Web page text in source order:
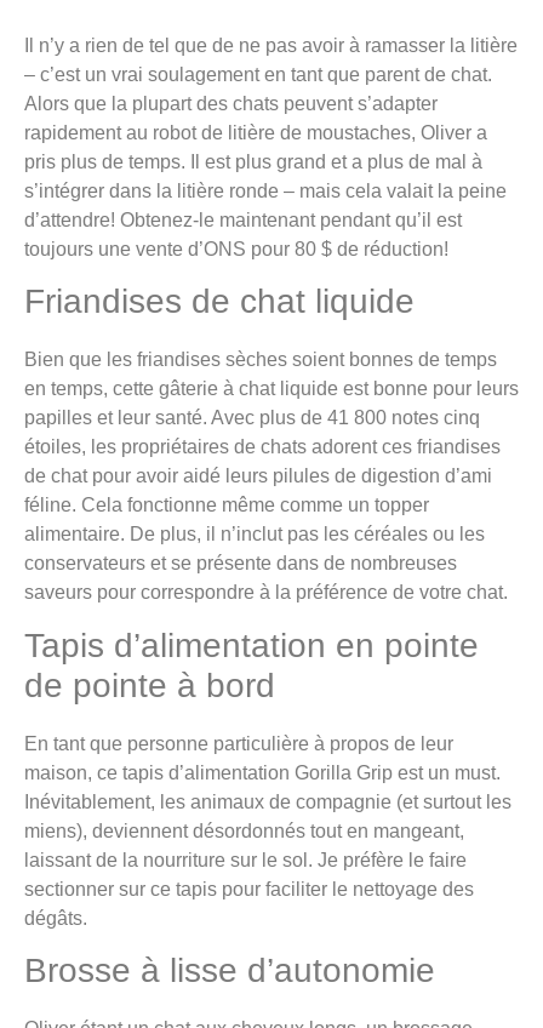
Il n’y a rien de tel que de ne pas avoir à ramasser la litière
– c’est un vrai soulagement en tant que parent de chat.
Alors que la plupart des chats peuvent s’adapter
rapidement au robot de litière de moustaches, Oliver a
pris plus de temps. Il est plus grand et a plus de mal à
s’intégrer dans la litière ronde – mais cela valait la peine
d’attendre! Obtenez-le maintenant pendant qu’il est
toujours une vente d’ONS pour 80 $ de réduction!
Friandises de chat liquide
Bien que les friandises sèches soient bonnes de temps
en temps, cette gâterie à chat liquide est bonne pour leurs
papilles et leur santé. Avec plus de 41 800 notes cinq
étoiles, les propriétaires de chats adorent ces friandises
de chat pour avoir aidé leurs pilules de digestion d’ami
féline. Cela fonctionne même comme un topper
alimentaire. De plus, il n’inclut pas les céréales ou les
conservateurs et se présente dans de nombreuses
saveurs pour correspondre à la préférence de votre chat.
Tapis d’alimentation en pointe
de pointe à bord
En tant que personne particulière à propos de leur
maison, ce tapis d’alimentation Gorilla Grip est un must.
Inévitablement, les animaux de compagnie (et surtout les
miens), deviennent désordonnés tout en mangeant,
laissant de la nourriture sur le sol. Je préfère le faire
sectionner sur ce tapis pour faciliter le nettoyage des
dégâts.
Brosse à lisse d’autonomie